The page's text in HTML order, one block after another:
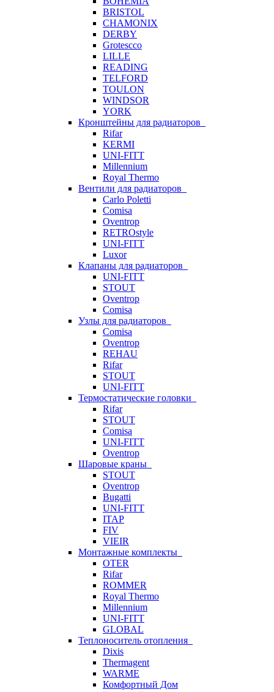
BRISTOL
CHAMONIX
DERBY
Grotescco
LILLE
READING
TELFORD
TOULON
WINDSOR
YORK
Кронштейны для радиаторов
Rifar
KERMI
UNI-FITT
Millennium
Royal Thermo
Вентили для радиаторов
Carlo Poletti
Comisa
Oventrop
RETROstyle
UNI-FITT
Luxor
Клапаны для радиаторов
UNI-FITT
STOUT
Oventrop
Comisa
Узлы для радиаторов
Comisa
Oventrop
REHAU
Rifar
STOUT
UNI-FITT
Термостатические головки
Rifar
STOUT
Comisa
UNI-FITT
Oventrop
Шаровые краны
STOUT
Oventrop
Bugatti
UNI-FITT
ITAP
FIV
VIEIR
Монтажные комплекты
OTER
Rifar
ROMMER
Royal Thermo
Millennium
UNI-FITT
GLOBAL
Теплоноситель отопления
Dixis
Thermagent
WARME
Комфортный Дом